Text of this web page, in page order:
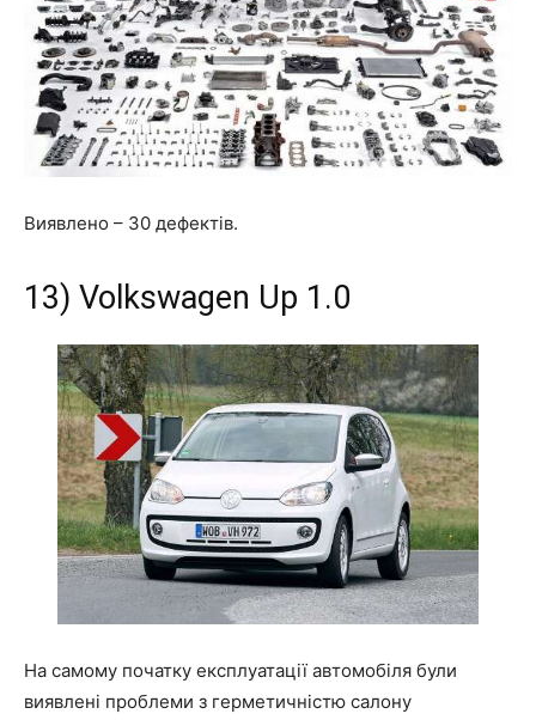
Виявлено – 30 дефектів.
13) Volkswagen Up 1.0
На самому початку експлуатації автомобіля були
виявлені проблеми з герметичністю салону